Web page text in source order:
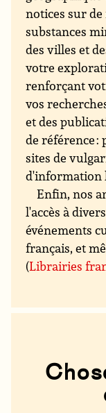
notices sur
substances
des villes et
votre
renforçant
vos
et des
de référence :
sites de
d'information
Enfin, nos
l'accès à
événements
français, et
(Librairies